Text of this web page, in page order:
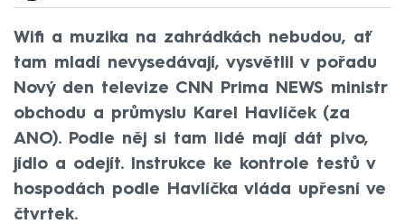
Wifi a muzika na zahrádkách nebudou, ať
tam mladí nevysedávají, vysvětlil v pořadu
Nový den televize CNN Prima NEWS ministr
obchodu a průmyslu Karel Havlíček (za
ANO). Podle něj si tam lidé mají dát pivo,
jídlo a odejít. Instrukce ke kontrole testů v
hospodách podle Havlíčka vláda upřesní ve
čtvrtek.